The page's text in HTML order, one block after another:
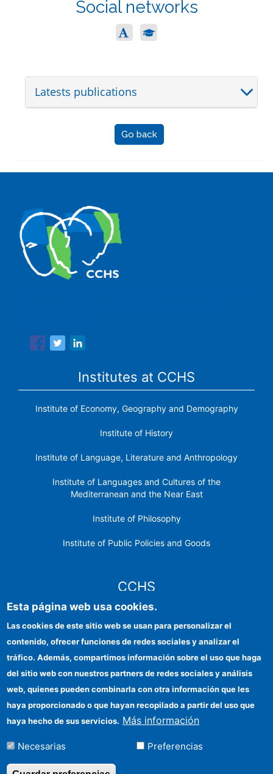
Social networks
Latests publications
Go back
Institutes at CCHS
Institute of Economy, Geography and Demography
Institute of History
Institute of Language, Literature and Anthropology
Institute of Languages ​​and Cultures of the
Mediterranean and the Near East
Institute of Philosophy
Institute of Public Policies and Goods
CCHS
Institutional identity
FEDER funds
Funding entities
Contact
Esta página web usa cookies.
Las cookies de este sitio web se usan para personalizar el
contenido, ofrecer funciones de redes sociales y analizar el
tráfico. Además, compartimos información sobre el uso que haga
del sitio web con nuestros partners de redes sociales y análisis
web, quienes pueden combinarla con otra información que les
haya proporcionado o que hayan recopilado a partir del uso que
haya hecho de sus servicios. Más información
Necesarias Preferencias